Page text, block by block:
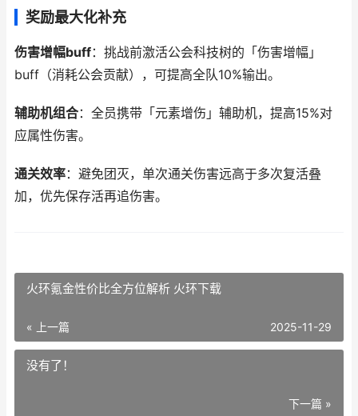
奖励最大化补充
伤害增幅buff：挑战前激活公会科技树的「伤害增幅」
buff（消耗公会贡献），可提高全队10%输出。
辅助机组合：全员携带「元素增伤」辅助机，提高15%对
应属性伤害。
通关效率：避免团灭，单次通关伤害远高于多次复活叠
加，优先保存活再追伤害。
火环氪金性价比全方位解析 火环下载
« 上一篇 2025-11-29
没有了！
下一篇 »